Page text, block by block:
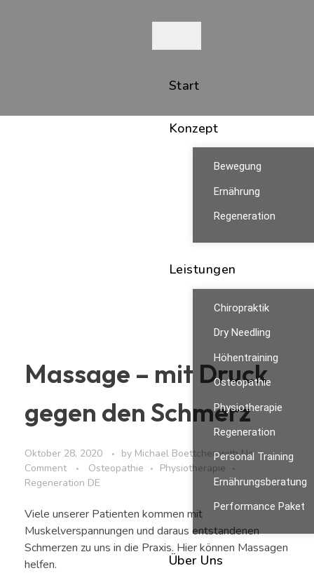
Start
Konzept
Bewegung
Ernährung
Regeneration
Leistungen
Chiropraktik
Dry Needling
Höhentraining
Osteopathie
Physiotherapie
Regeneration
Personal Training
Ernährungsberatung
Performance Paket
Über Uns
Massage – mit Druck
gegen den Schmerz
Oktober 28, 2020 by Michael Boettcherwith No
Comment
Osteopathie
Physiotherapie
Regeneration DE
Viele unserer Patienten kommen mit
Muskelverspannungen und daraus entstandenen
Schmerzen zu uns in die Praxis. Hier können Massagen
helfen.